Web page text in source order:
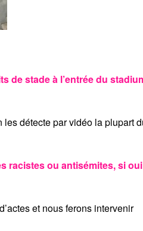
de stade à l’entrée du
détecte par vidéo la plupart
racistes ou antisémites, si oui
et nous ferons intervenir